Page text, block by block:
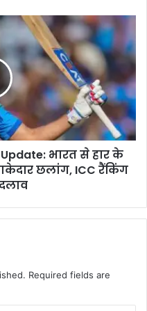
भारत से हार के
छलांग, ICC रैंकिंग
Required fields are